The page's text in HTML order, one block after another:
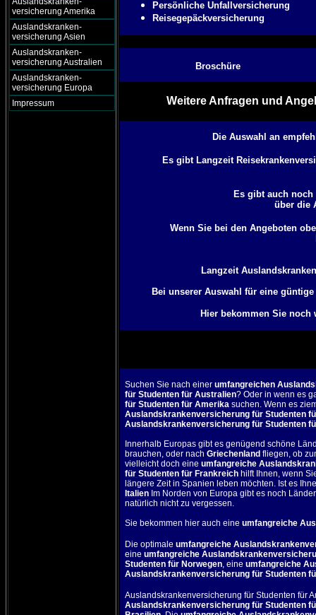
versicherung Amerika
Auslandskranken-
versicherung Asien
Auslandskranken-
versicherung Australien
Auslandskranken-
versicherung Europa
Impressum
Persönliche Unfallversicherung
Reisegepäckversicherung
Broschüre
Weitere Anfragen und
Die Auswahl an
Es gibt Langzeit
Es gibt auch
über die
Wenn Sie bei den Angeboten
Langzeit
Bei unserer Auswahl für eine
Hier bekommen Sie
Suchen Sie nach einerumfangreichen
für Studenten für Australien? Oder in wenn es
für Studenten für Amerika suchen. Wenn es
Auslandskrankenversicherung für Studenten
Auslandskrankenversicherung für Studenten
Innerhalb Europas gibt es genügend schöne
brauchen, oder nachGriechenland fliegen, ob
vielleicht doch eineumfangreiche
für Studenten für Frankreich hilft Ihnen, wenn
längere Zeit in Spanien leben möchten. Ist es
Italien Im Norden von Europa gibt es noch
natürlich nicht zu vergessen.
Sie bekommen hier auch eineumfangreiche
Die optimaleumfangreiche
eine umfangreiche
Studenten für Norwegen, eine umfangreiche
Auslandskrankenversicherung für Studenten
Auslandskrankenversicherung für Studenten für
Auslandskrankenversicherung für Studenten